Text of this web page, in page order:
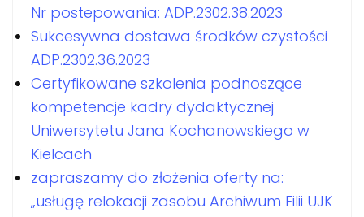
Nr postepowania: ADP.2302.38.2023
Sukcesywna dostawa środków czystości
ADP.2302.36.2023
Certyfikowane szkolenia podnoszące
kompetencje kadry dydaktycznej
Uniwersytetu Jana Kochanowskiego w
Kielcach
zapraszamy do złożenia oferty na:
„usługę relokacji zasobu Archiwum Filii UJK